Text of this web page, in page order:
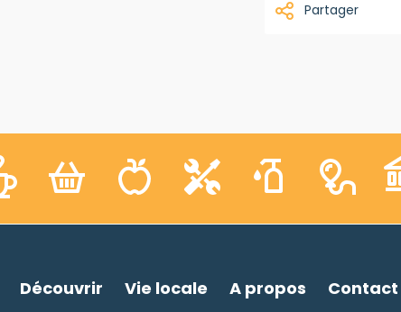
Partager
Découvrir Vie locale A propos Contact